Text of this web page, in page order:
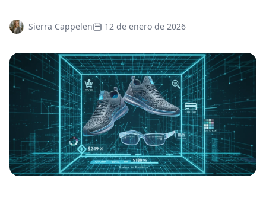
Sierra Cappelen 12 de enero de 2026